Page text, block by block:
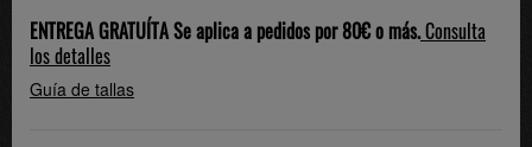
ENTREGA GRATUÍTA Se aplica a pedidos por 80€ o más.Consulta
los detalles
Guía de tallas